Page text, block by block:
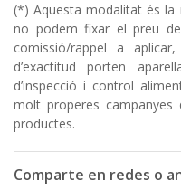
(*) Aquesta modalitat és la
no podem fixar el preu
comissió/rappel a
d’exactitud porten
d’inspecció i control
molt properes
productes.
Comparte en redes o